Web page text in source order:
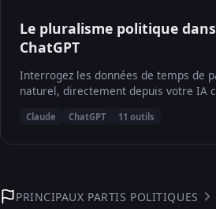
Le pluralisme politique
ChatGPT
Interrogez les données de temps de
naturel, directement depuis votre IA
Claude ChatGPT 11 outils
PRINCIPAUX PARTIS POLITIQUES